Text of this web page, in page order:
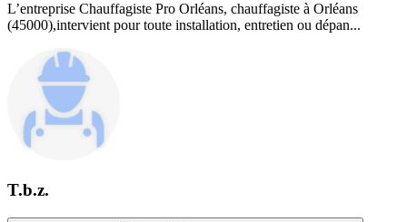
L’entreprise Chauffagiste Pro Orléans, chauffagiste à Orléans
(45000),intervient pour toute installation, entretien ou dépan...
T.b.z.